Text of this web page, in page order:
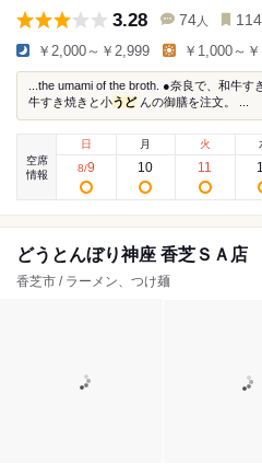
3.28 74 人
￥2,000～￥2,999 ￥1,000～
...the umami of the broth. ●奈良で、和牛
牛すき焼きと小うどんの御膳を注文。 ...
空席
情報
日
8/9
月
10
火
11
どうとんぼり神座 香芝ＳＡ店
香芝市 / ラーメン、つけ麺